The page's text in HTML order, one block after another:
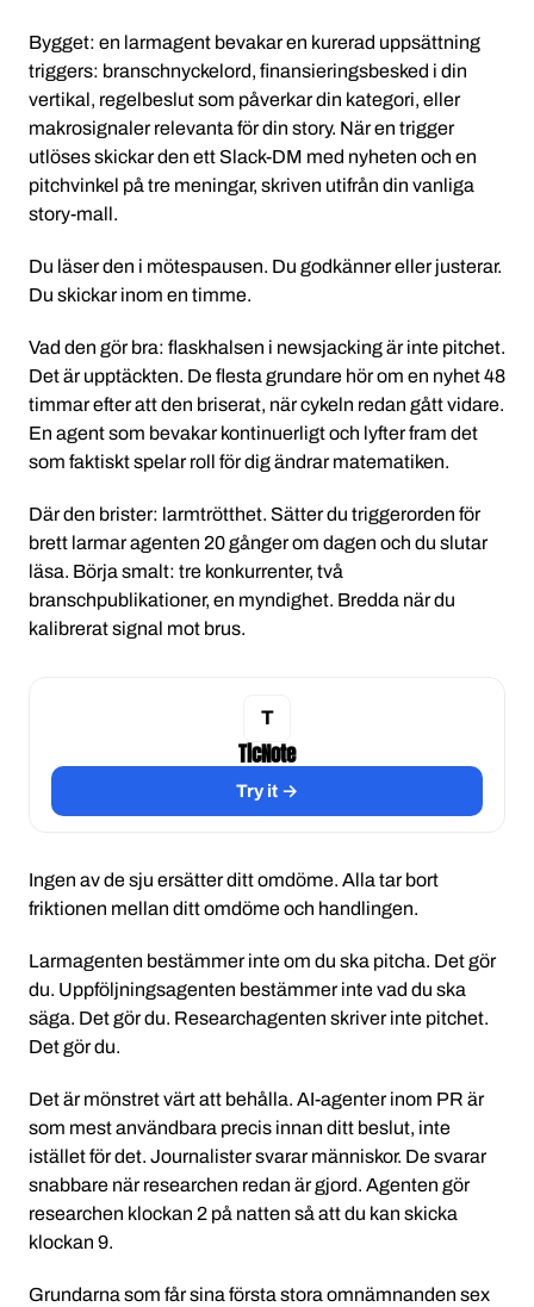
Bygget: en larmagent bevakar en kurerad uppsättning
triggers: branschnyckelord, finansieringsbesked i din
vertikal, regelbeslut som påverkar din kategori, eller
makrosignaler relevanta för din story. När en trigger
utlöses skickar den ett Slack-DM med nyheten och en
pitchvinkel på tre meningar, skriven utifrån din vanliga
story-mall.
Du läser den i mötespausen. Du godkänner eller justerar.
Du skickar inom en timme.
Vad den gör bra: flaskhalsen i newsjacking är inte pitchet.
Det är upptäckten. De flesta grundare hör om en nyhet 48
timmar efter att den briserat, när cykeln redan gått vidare.
En agent som bevakar kontinuerligt och lyfter fram det
som faktiskt spelar roll för dig ändrar matematiken.
Där den brister: larmtrötthet. Sätter du triggerorden för
brett larmar agenten 20 gånger om dagen och du slutar
läsa. Börja smalt: tre konkurrenter, två
branschpublikationer, en myndighet. Bredda när du
kalibrerat signal mot brus.
TicNote
Try it →
Ingen av de sju ersätter ditt omdöme. Alla tar bort
friktionen mellan ditt omdöme och handlingen.
Larmagenten bestämmer inte om du ska pitcha. Det gör
du. Uppföljningsagenten bestämmer inte vad du ska
säga. Det gör du. Researchagenten skriver inte pitchet.
Det gör du.
Det är mönstret värt att behålla. AI-agenter inom PR är
som mest användbara precis innan ditt beslut, inte
istället för det. Journalister svarar människor. De svarar
snabbare när researchen redan är gjord. Agenten gör
researchen klockan 2 på natten så att du kan skicka
klockan 9.
Grundarna som får sina första stora omnämnanden sex